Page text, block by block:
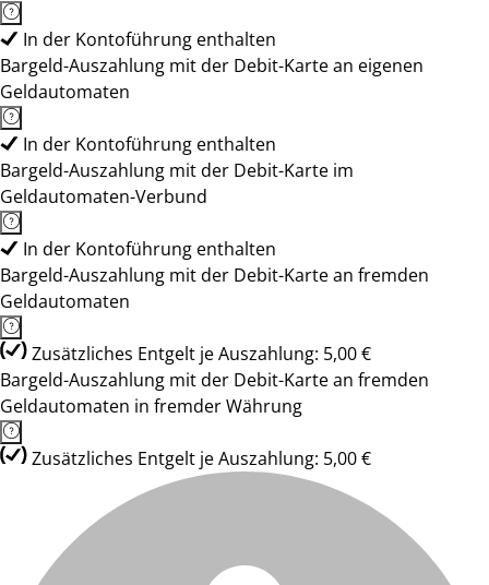
In der Kontoführung enthalten
Bargeld-Auszahlung mit der Debit-Karte an eigenen
Geldautomaten
In der Kontoführung enthalten
Bargeld-Auszahlung mit der Debit-Karte im
Geldautomaten-Verbund
In der Kontoführung enthalten
Bargeld-Auszahlung mit der Debit-Karte an fremden
Geldautomaten
Zusätzliches Entgelt je Auszahlung: 5,00 €
Bargeld-Auszahlung mit der Debit-Karte an fremden
Geldautomaten in fremder Währung
Zusätzliches Entgelt je Auszahlung: 5,00 €